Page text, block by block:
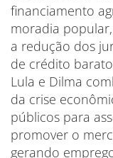
financiamento
moradia
a redução dos
de crédito
Lula e Dilma
da crise
públicos para
promover o
gerando